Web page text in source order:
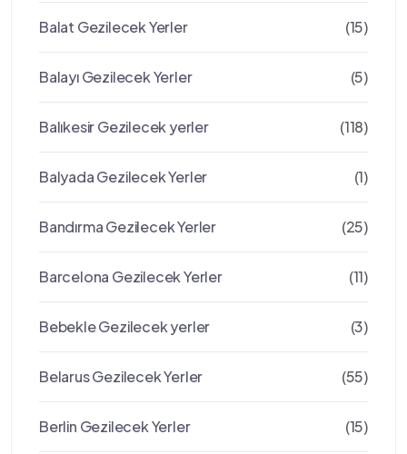
Balat Gezilecek Yerler (15)
Balayı Gezilecek Yerler (5)
Balıkesir Gezilecek yerler (118)
Balyada Gezilecek Yerler (1)
Bandırma Gezilecek Yerler (25)
Barcelona Gezilecek Yerler (11)
Bebekle Gezilecek yerler (3)
Belarus Gezilecek Yerler (55)
Berlin Gezilecek Yerler (15)